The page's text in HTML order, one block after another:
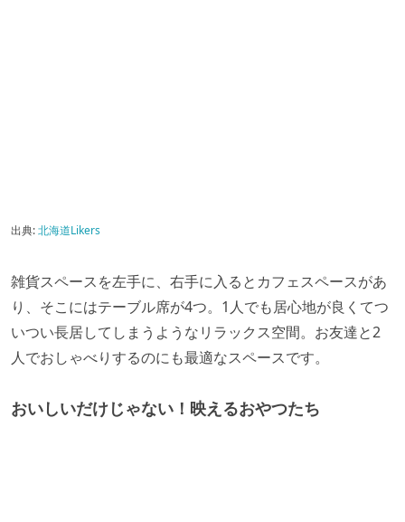
出典:北海道Likers
雑貨スペースを左手に、右手に入るとカフェスペースがあ
り、そこにはテーブル席が4つ。1人でも居心地が良くてつ
いつい長居してしまうようなリラックス空間。お友達と2
人でおしゃべりするのにも最適なスペースです。
おいしいだけじゃない！映えるおやつたち